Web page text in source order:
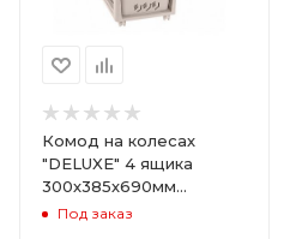
Комод на колесах
"DELUXE" 4 ящика
300х385х690мм
(Светло-бежевый)
Под заказ